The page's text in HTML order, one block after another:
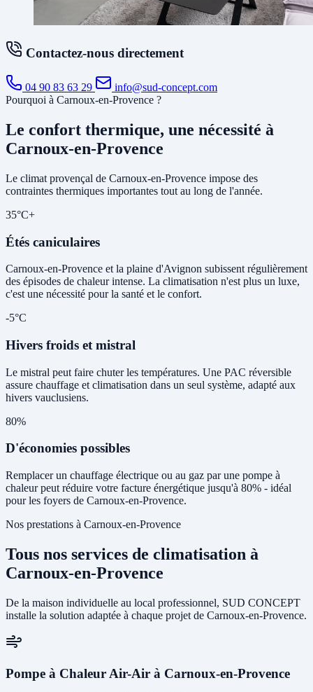
Contactez-nous directement
04 90 83 63 29
info@sud-concept.com
Pourquoi à Carnoux-en-Provence ?
Le confort thermique, une nécessité à
Carnoux-en-Provence
Le climat provençal de Carnoux-en-Provence impose des
contraintes thermiques importantes tout au long de l'année.
35°C+
Étés caniculaires
Carnoux-en-Provence et la plaine d'Avignon subissent régulièrement
des épisodes de chaleur intense. La climatisation n'est plus un luxe,
c'est une nécessité pour la santé et le confort.
-5°C
Hivers froids et mistral
Le mistral peut faire chuter les températures. Une PAC réversible
assure chauffage et climatisation dans un seul système, adapté aux
hivers vauclusiens.
80%
D'économies possibles
Remplacer un chauffage électrique ou au gaz par une pompe à
chaleur peut réduire votre facture énergétique jusqu'à 80% - idéal
pour les foyers de Carnoux-en-Provence.
Nos prestations à Carnoux-en-Provence
Tous nos services de climatisation à
Carnoux-en-Provence
De la maison individuelle au local professionnel, SUD CONCEPT
installe la solution adaptée à chaque projet de Carnoux-en-Provence.
Pompe à Chaleur Air-Air à Carnoux-en-Provence